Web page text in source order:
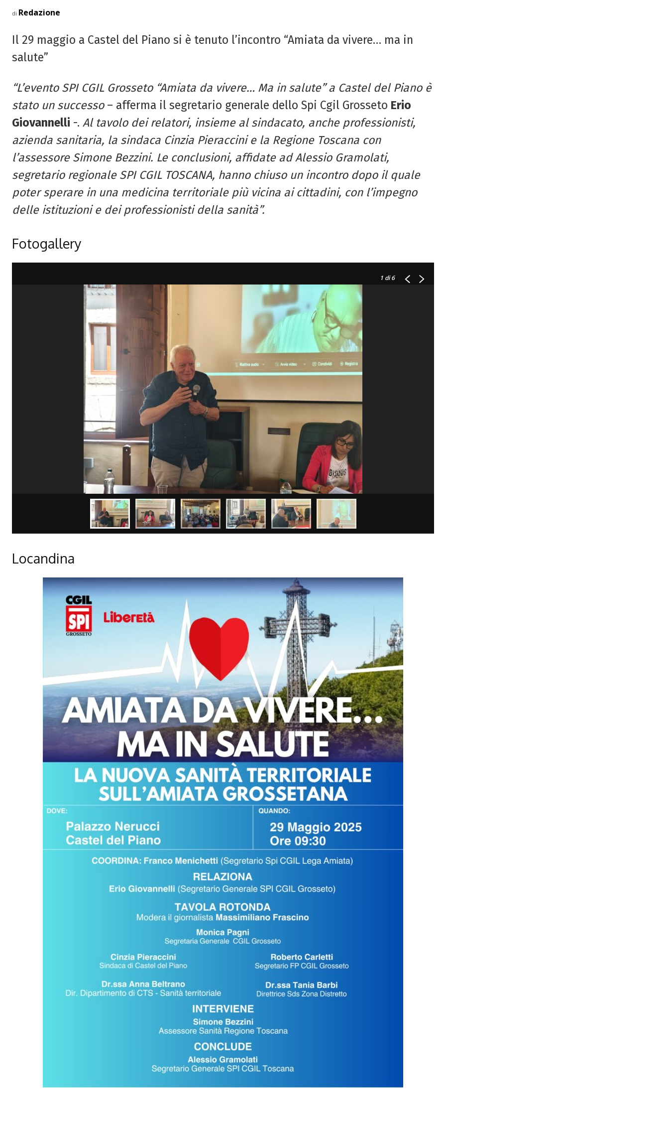
di Redazione
Il 29 maggio a Castel del Piano si è tenuto l’incontro “Amiata da vivere… ma in
salute”
“L’evento SPI CGIL Grosseto “Amiata da vivere… Ma in salute” a Castel del Piano è
stato un successo– afferma il segretario generale dello Spi Cgil Grosseto Erio
Giovannelli -. Al tavolo dei relatori, insieme al sindacato, anche professionisti,
azienda sanitaria, la sindaca Cinzia Pieraccini e la Regione Toscana con
l’assessore Simone Bezzini. Le conclusioni, affidate ad Alessio Gramolati,
segretario regionale SPI CGIL TOSCANA, hanno chiuso un incontro dopo il quale
poter sperare in una medicina territoriale più vicina ai cittadini, con l’impegno
delle istituzioni e dei professionisti della sanità”.
Fotogallery
1 di 6
Locandina